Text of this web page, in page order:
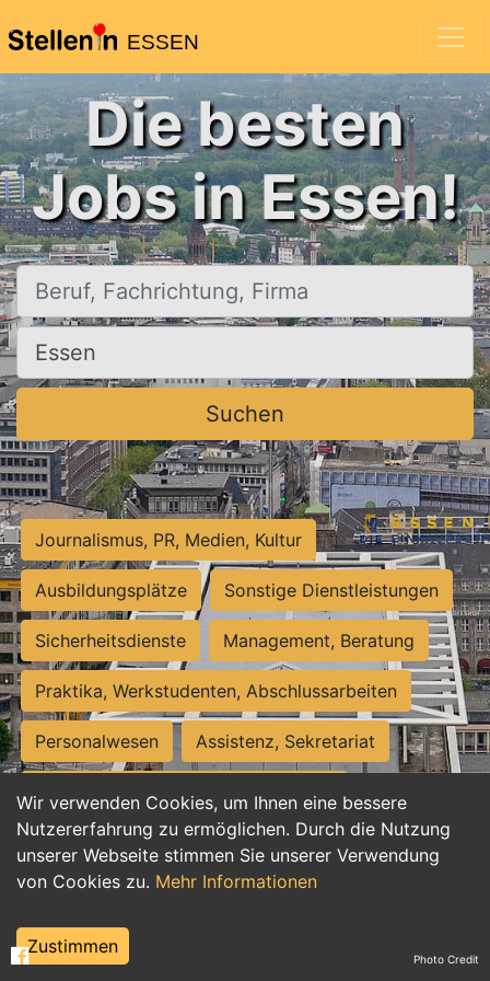
ESSEN
Wir verwenden Cookies, um Ihnen eine bessere
Nutzererfahrung zu ermöglichen. Durch die Nutzung
unserer Webseite stimmen Sie unserer Verwendung
von Cookies zu. Mehr Informationen
Zustimmen
Die besten
Jobs in Essen!
Beruf, Fachrichtung, Firma
Ort, Stadt
Suchen
Journalismus, PR, Medien, Kultur
Ausbildungsplätze Sonstige Dienstleistungen
Sicherheitsdienste Management, Beratung
Praktika, Werkstudenten, Abschlussarbeiten
Personalwesen Assistenz, Sekretariat
Hilfskräfte, Aushilfs- und Nebenjobs
Einkauf, Logistik, Materialwirtschaft
Weiterbildung, Studium, duale Ausbildung
Tourismus
Photo Credit